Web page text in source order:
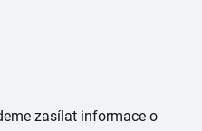
zasílat informace o